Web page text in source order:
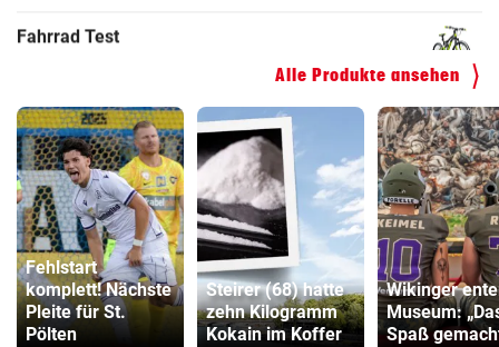
Kinderfahrrad Vergleich
Alle Produkte ansehen
Fehlstart
komplett! Nächste
Pleite für St.
Pölten
Steirer (68) hatte
zehn Kilogramm
Kokain im Koffer
Wikinger
Museum:
Spaß